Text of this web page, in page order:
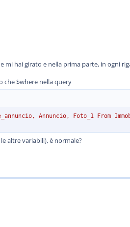
mi hai girato e nella prima parte, in ogni
che $where nella query
Annuncio, Foto_1 From
altre variabili), è normale?